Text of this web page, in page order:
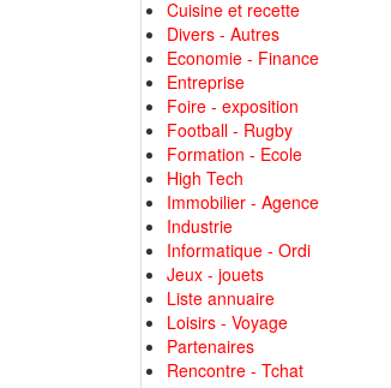
Cuisine et recette
Divers - Autres
Economie - Finance
Entreprise
Foire - exposition
Football - Rugby
Formation - Ecole
High Tech
Immobilier - Agence
Industrie
Informatique - Ordi
Jeux - jouets
Liste annuaire
Loisirs - Voyage
Partenaires
Rencontre - Tchat